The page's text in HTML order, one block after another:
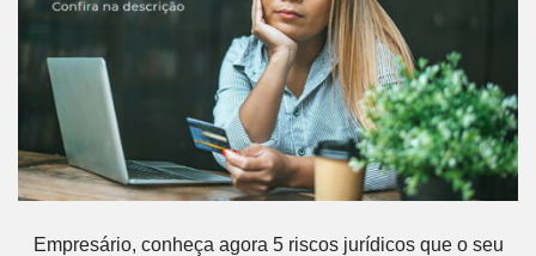
Empresário, conheça agora 5 riscos jurídicos que o seu